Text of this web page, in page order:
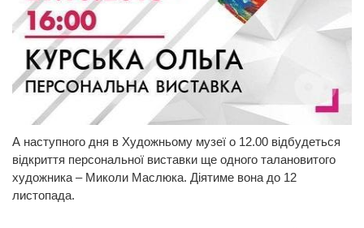
А наступного дня в Художньому музеї о 12.00 відбудеться
відкриття персональної виставки ще одного талановитого
художника – Миколи Маслюка. Діятиме вона до 12
листопада.